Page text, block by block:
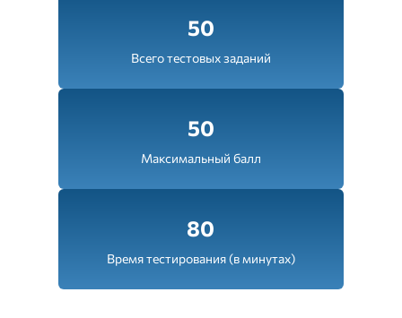
50
Всего тестовых заданий
50
Максимальный балл
80
Время тестирования (в минутах)